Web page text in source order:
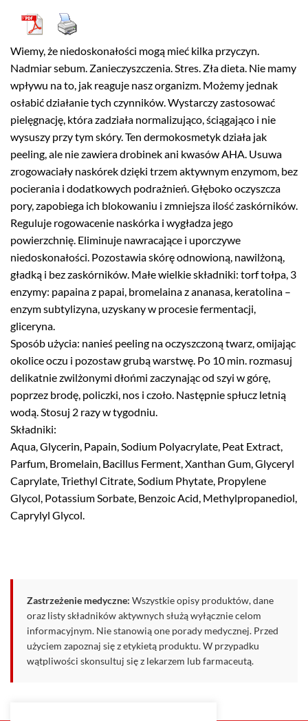
Wiemy, że niedoskonałości mogą mieć kilka przyczyn.
Nadmiar sebum. Zanieczyszczenia. Stres. Zła dieta. Nie mamy
wpływu na to, jak reaguje nasz organizm. Możemy jednak
osłabić działanie tych czynników. Wystarczy zastosować
pielęgnację, która zadziała normalizująco, ściągająco i nie
wysuszy przy tym skóry. Ten dermokosmetyk działa jak
peeling, ale nie zawiera drobinek ani kwasów AHA. Usuwa
zrogowaciały naskórek dzięki trzem aktywnym enzymom, bez
pocierania i dodatkowych podrażnień. Głęboko oczyszcza
pory, zapobiega ich blokowaniu i zmniejsza ilość zaskórników.
Reguluje rogowacenie naskórka i wygładza jego
powierzchnię. Eliminuje nawracające i uporczywe
niedoskonałości. Pozostawia skórę odnowioną, nawilżoną,
gładką i bez zaskórników. Małe wielkie składniki: torf tołpa, 3
enzymy: papaina z papai, bromelaina z ananasa, keratolina –
enzym subtylizyna, uzyskany w procesie fermentacji,
gliceryna.
Sposób użycia: nanieś peeling na oczyszczoną twarz, omijając
okolice oczu i pozostaw grubą warstwę. Po 10 min. rozmasuj
delikatnie zwilżonymi dłońmi zaczynając od szyi w górę,
poprzez brodę, policzki, nos i czoło. Następnie spłucz letnią
wodą. Stosuj 2 razy w tygodniu.
Składniki:
Aqua, Glycerin, Papain, Sodium Polyacrylate, Peat Extract,
Parfum, Bromelain, Bacillus Ferment, Xanthan Gum, Glyceryl
Caprylate, Triethyl Citrate, Sodium Phytate, Propylene
Glycol, Potassium Sorbate, Benzoic Acid, Methylpropanediol,
Caprylyl Glycol.
Zastrzeżenie medyczne: Wszystkie opisy produktów, dane
oraz listy składników aktywnych służą wyłącznie celom
informacyjnym. Nie stanowią one porady medycznej. Przed
użyciem zapoznaj się z etykietą produktu. W przypadku
wątpliwości skonsultuj się z lekarzem lub farmaceutą.